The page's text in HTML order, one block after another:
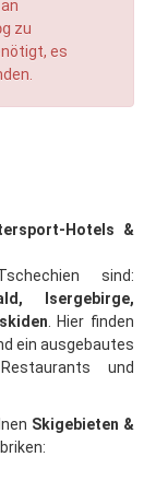
zu
es
Hotels &
sind:
Isergebirge,
. Hier finden
ein ausgebautes
und
Skigebieten &